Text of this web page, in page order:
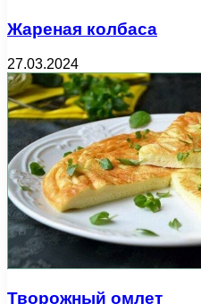
Жареная колбаса
27.03.2024
Творожный омлет